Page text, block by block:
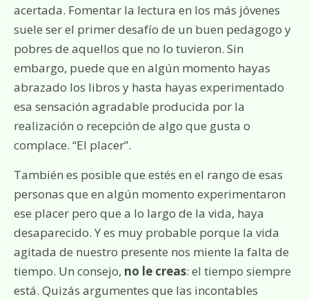
acertada. Fomentar la lectura en los más jóvenes
suele ser el primer desafío de un buen pedagogo y
pobres de aquellos que no lo tuvieron. Sin
embargo, puede que en algún momento hayas
abrazado los libros y hasta hayas experimentado
esa sensación agradable producida por la
realización o recepción de algo que gusta o
complace. “El placer”.
También es posible que estés en el rango de esas
personas que en algún momento experimentaron
ese placer pero que a lo largo de la vida, haya
desaparecido. Y es muy probable porque la vida
agitada de nuestro presente nos miente la falta de
tiempo. Un consejo, no le creas: el tiempo siempre
está. Quizás argumentes que las incontables